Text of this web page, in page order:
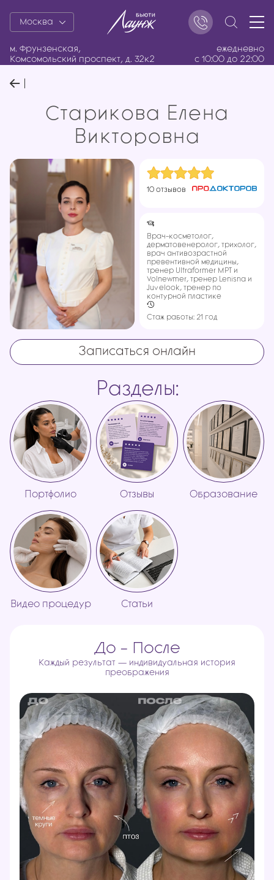
м. Фрунзенская,
Комсомольский проспект, д. 32к2
ежедневно
с 10:00 до 22:00
Москва
Старикова Елена
Викторовна
10 отзывов
Врач-косметолог,
дерматовенеролог, трихолог,
врач антивозрастной
превентивной медицины,
тренер Ultraformer MPT и
Volnewmer, тренер Lenisna и
Juvelook, тренер по
контурной пластике
Стаж работы: 21 год
Записаться онлайн
Разделы:
Портфолио Отзывы Образование
Видео процедур Статьи
До - После
Каждый результат — индивидуальная история
преображения